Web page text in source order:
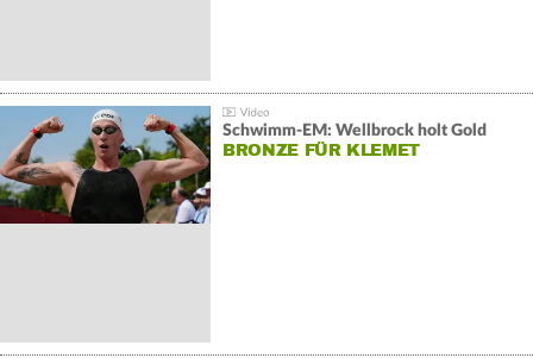
Schwimm-EM: Wellbrock holt Gold
BRONZE FÜR KLEMET